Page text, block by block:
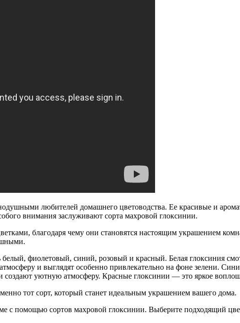
любителей домашнего цветоводства. Ее красивые и
внимания заслуживают сорта махровой глоксинии.
благодаря чему они становятся настоящим украшением
фиолетовый, синий, розовый и красный. Белая глоксиния
и выглядят особенно привлекательно на фоне зелени.
уютную атмосферу. Красные глоксинии — это яркое
тот сорт, который станет идеальным украшением вашего дома.
с помощью сортов махровой глоксинии. Выберите подходящий